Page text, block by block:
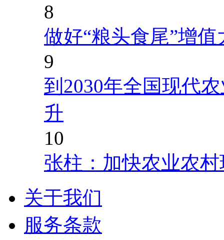
8
做好“粮头食尾”增值
9
到2030年全国现代
升
10
张柱：加快农业农
关于我们
服务条款